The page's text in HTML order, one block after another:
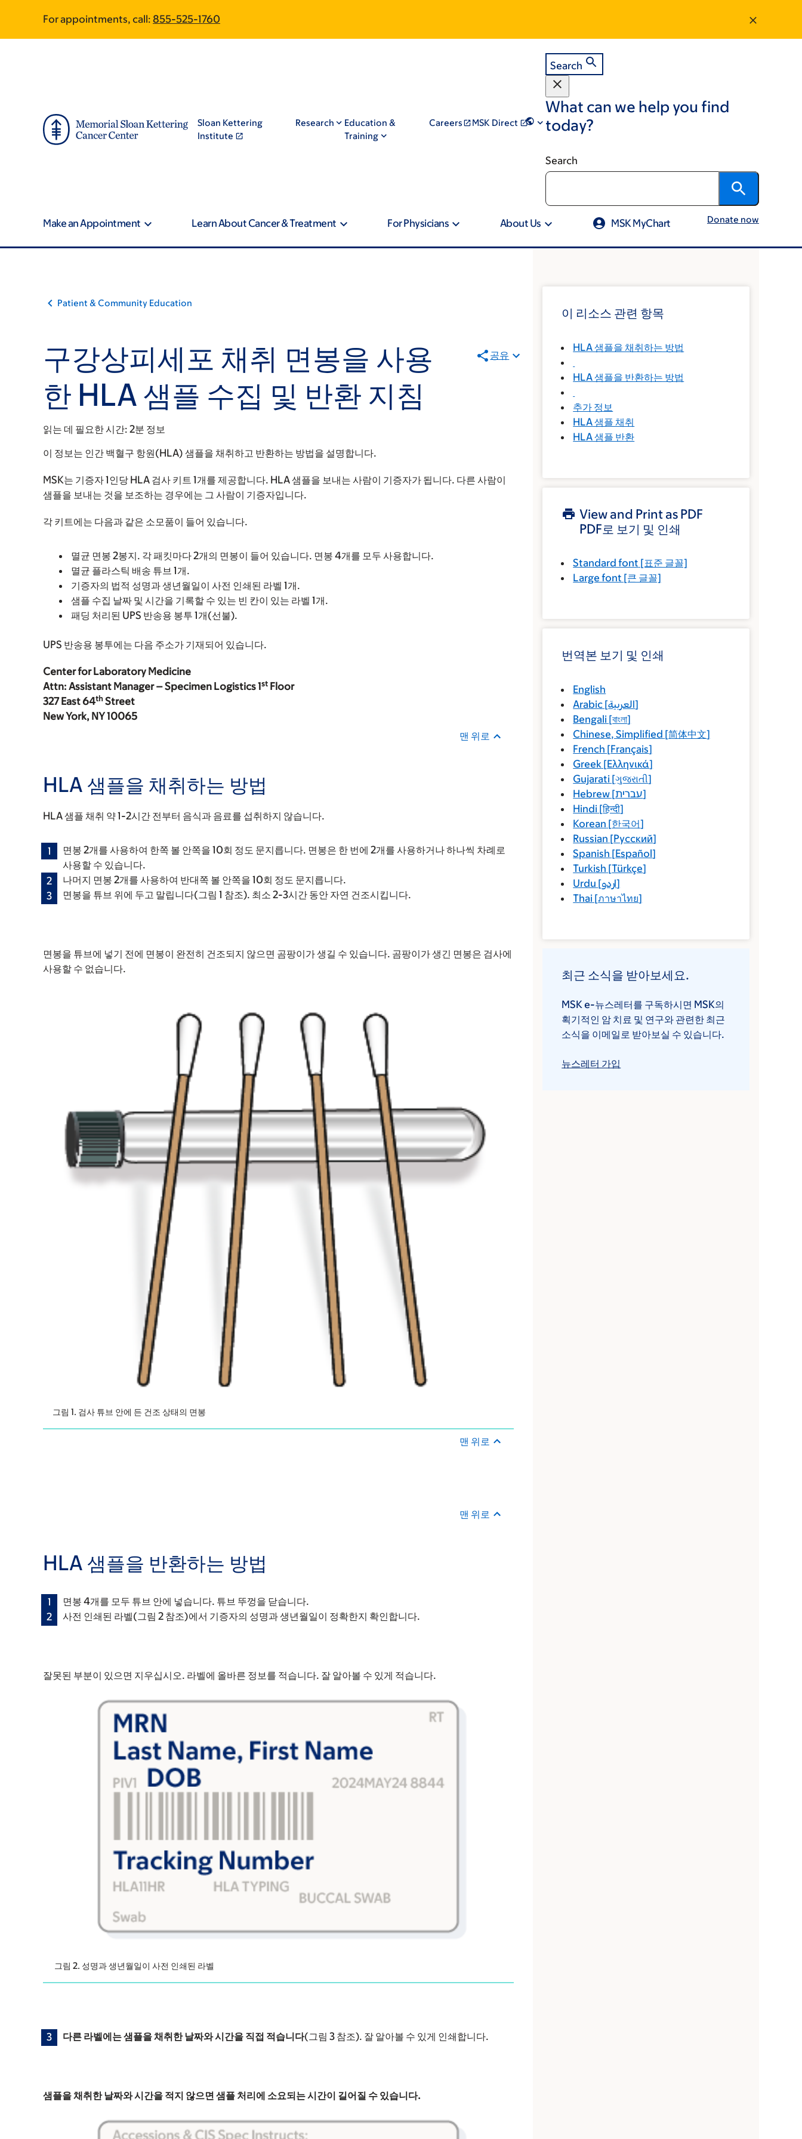
main
footer
For appointments, call: 855-525-1760
Sloan Kettering
Institute
Research
Education &
Training
Careers MSK Direct
Search
What can we help you find
today?
Search
Make an Appointment Learn About Cancer & Treatment For Physicians About Us MSK MyChart Donate now
Patient & Community Education
구강상피세포 채취 면봉을 사용
한 HLA 샘플 수집 및 반환 지침
공유
읽는 데 필요한 시간: 2분 정보
이 정보는 인간 백혈구 항원(HLA) 샘플을 채취하고 반환하는 방법을 설명합니다.
MSK는 기증자 1인당 HLA 검사 키트 1개를 제공합니다. HLA 샘플을 보내는 사람이 기증자가 됩니다. 다른 사람이
샘플을 보내는 것을 보조하는 경우에는 그 사람이 기증자입니다.
각 키트에는 다음과 같은 소모품이 들어 있습니다.
멸균 면봉 2봉지. 각 패킷마다 2개의 면봉이 들어 있습니다. 면봉 4개를 모두 사용합니다.
멸균 플라스틱 배송 튜브 1개.
기증자의 법적 성명과 생년월일이 사전 인쇄된 라벨 1개.
샘플 수집 날짜 및 시간을 기록할 수 있는 빈 칸이 있는 라벨 1개.
패딩 처리된 UPS 반송용 봉투 1개(선불).
UPS 반송용 봉투에는 다음 주소가 기재되어 있습니다.
Center for Laboratory Medicine
Attn: Assistant Manager – Specimen Logistics 1 st Floor
327 East 64th Street
New York, NY 10065
맨 위로
HLA 샘플을 채취하는 방법
HLA 샘플 채취 약 1-2시간 전부터 음식과 음료를 섭취하지 않습니다.
면봉 2개를 사용하여 한쪽 볼 안쪽을 10회 정도 문지릅니다. 면봉은 한 번에 2개를 사용하거나 하나씩 차례로
사용할 수 있습니다.
나머지 면봉 2개를 사용하여 반대쪽 볼 안쪽을 10회 정도 문지릅니다.
면봉을 튜브 위에 두고 말립니다(그림 1 참조). 최소 2-3시간 동안 자연 건조시킵니다.
면봉을 튜브에 넣기 전에 면봉이 완전히 건조되지 않으면 곰팡이가 생길 수 있습니다. 곰팡이가 생긴 면봉은 검사에
사용할 수 없습니다.
그림 1. 검사 튜브 안에 든 건조 상태의 면봉
맨 위로
맨 위로
HLA 샘플을 반환하는 방법
면봉 4개를 모두 튜브 안에 넣습니다. 튜브 뚜껑을 닫습니다.
사전 인쇄된 라벨(그림 2 참조)에서 기증자의 성명과 생년월일이 정확한지 확인합니다.
잘못된 부분이 있으면 지우십시오. 라벨에 올바른 정보를 적습니다. 잘 알아볼 수 있게 적습니다.
그림 2. 성명과 생년월일이 사전 인쇄된 라벨
다른 라벨에는 샘플을 채취한 날짜와 시간을 직접 적습니다(그림 3 참조). 잘 알아볼 수 있게 인쇄합니다.
샘플을 채취한 날짜와 시간을 적지 않으면 샘플 처리에 소요되는 시간이 길어질 수 있습니다.
이 리소스 관련 항목
HLA 샘플을 채취하는 방법
HLA 샘플을 반환하는 방법
추가 정보
HLA 샘플 채취
HLA 샘플 반환
View and Print as PDF
PDF로 보기 및 인쇄
Standard font [표준 글꼴]
Large font [큰 글꼴]
번역본 보기 및 인쇄
English
Arabic [العربية]
Bengali [বাংলা]
Chinese, Simplified [简体中文]
French [Français]
Greek [Ελληνικά]
Gujarati [ગુજરાતી]
Hebrew [עברית]
Hindi [हिन्दी]
Korean [한국어]
Russian [Русский]
Spanish [Español]
Turkish [Türkçe]
Urdu [اردو]
Thai [ภาษาไทย]
최근 소식을 받아보세요.
MSK e-뉴스레터를 구독하시면 MSK의
획기적인 암 치료 및 연구와 관련한 최근
소식을 이메일로 받아보실 수 있습니다.
뉴스레터 가입